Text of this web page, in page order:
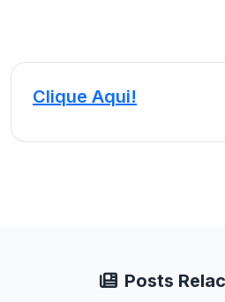
Clique Aqui!
Posts